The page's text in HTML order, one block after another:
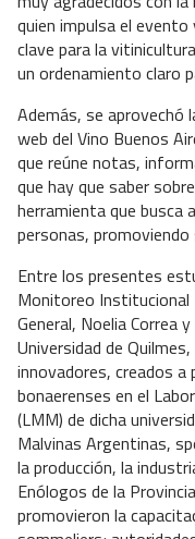
quien impulsa el
clave para la
un ordenamiento claro
Además, se aprovechó
web del Vino Buenos
que reúne notas,
que hay que saber
herramienta que busca
personas, promoviendo
Entre los presentes
Monitoreo Institucional
General, Noelia Correa
Universidad de
innovadores, creados
bonaerenses en el
(LMM) de dicha
Malvinas Argentinas,
la producción, la
Enólogos de la
promovieron la